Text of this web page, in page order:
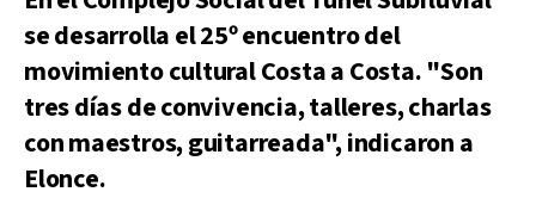
se desarrolla el 25º encuentro del
movimiento cultural Costa a Costa. "Son
tres días de convivencia, talleres, charlas
con maestros, guitarreada", indicaron a
Elonce.